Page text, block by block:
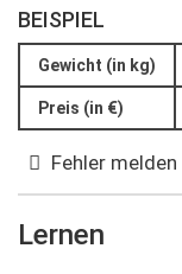
BEISPIEL
Gewicht (in kg)
Preis (in €)
Fehler melden
Lernen